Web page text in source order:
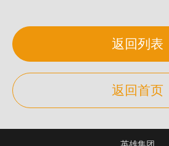
返回列表
返回首页